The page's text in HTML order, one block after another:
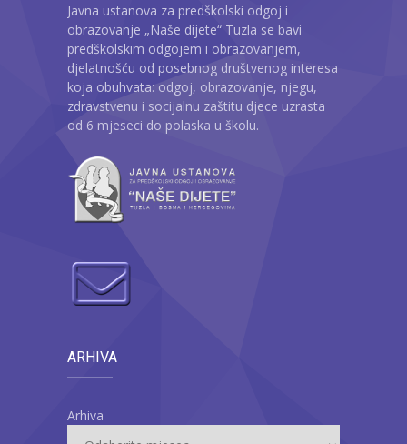
Javna ustanova za predškolski odgoj i
obrazovanje „Naše dijete“ Tuzla se bavi
predškolskim odgojem i obrazovanjem,
djelatnošću od posebnog društvenog interesa
koja obuhvata: odgoj, obrazovanje, njegu,
zdravstvenu i socijalnu zaštitu djece uzrasta
od 6 mjeseci do polaska u školu.
ARHIVA
Arhiva